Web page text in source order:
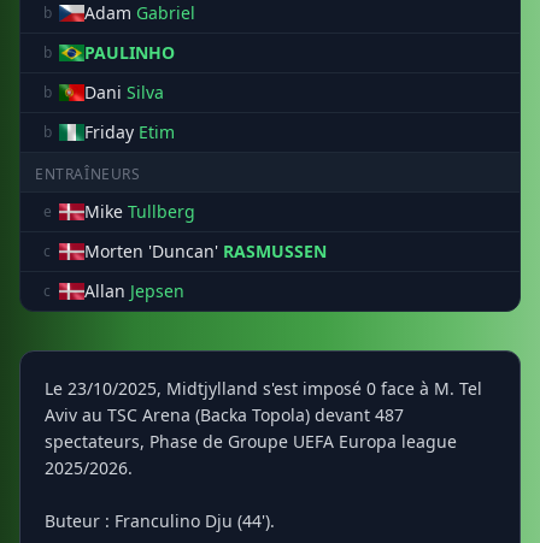
b Adam Gabriel
b PAULINHO
b Dani Silva
b Friday Etim
ENTRAÎNEURS
e
Mike Tullberg
c Morten 'Duncan' RASMUSSEN
c Allan Jepsen
Le 23/10/2025, Midtjylland s'est imposé 0 face à M. Tel
Aviv au TSC Arena (Backa Topola) devant 487
spectateurs, Phase de Groupe UEFA Europa league
2025/2026.
Buteur : Franculino Dju (44').